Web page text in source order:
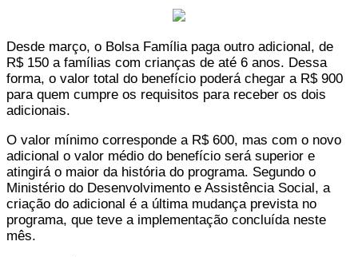
Desde março, o Bolsa Família paga outro adicional, de
R$ 150 a famílias com crianças de até 6 anos. Dessa
forma, o valor total do benefício poderá chegar a R$ 900
para quem cumpre os requisitos para receber os dois
adicionais.
O valor mínimo corresponde a R$ 600, mas com o novo
adicional o valor médio do benefício será superior e
atingirá o maior da história do programa. Segundo o
Ministério do Desenvolvimento e Assistência Social, a
criação do adicional é a última mudança prevista no
programa, que teve a implementação concluída neste
mês.